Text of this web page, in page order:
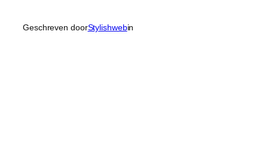
Geschreven doorStylishwebin